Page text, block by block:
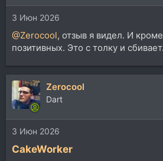
3 Июн 2026
@Zerocool, отзыв я видел. И
позитивных. Это с толку и сбивает.
Zerocool
Dart
3 Июн 2026
CakeWorker